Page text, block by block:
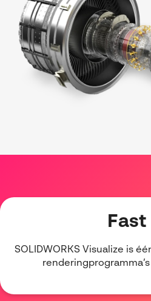
Visiativ Customer Service
Spare Parts Cloud Plarform
CATIA Composer
myCADtools
Fast
SOLIDWORKS Visualize is